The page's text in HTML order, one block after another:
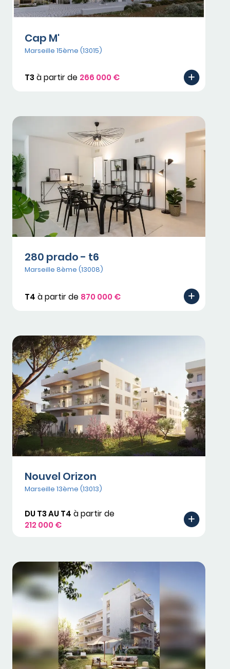
Cap M'
Marseille 15ème (13015)
T3à partir de 266 000 €
280 prado - t6
Marseille 8ème (13008)
T4 à partir de 870 000 €
Nouvel Orizon
Marseille 13ème (13013)
DU T3 AU T4 à partir de
212 000 €